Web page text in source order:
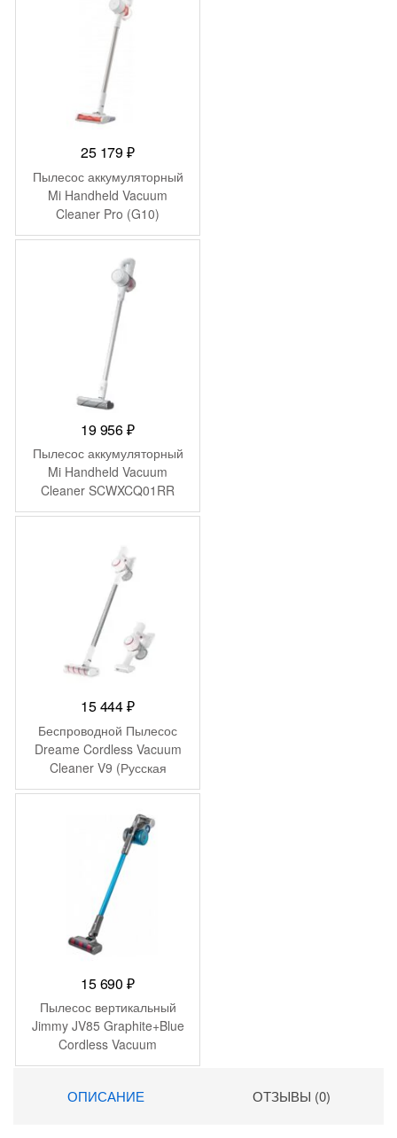
25 179₽
Пылесос аккумуляторный
Mi Handheld Vacuum
Cleaner Pro (G10)
MJSCXCQPT (BHR4307GL)
19 956₽
Пылесос аккумуляторный
Mi Handheld Vacuum
Cleaner SCWXCQ01RR
(SKV4060GL)
15 444₽
Беспроводной Пылесос
Dreame Cordless Vacuum
Cleaner V9 (Русская
версия)
15 690₽
Пылесос вертикальный
Jimmy JV85 Graphite+Blue
Cordless Vacuum
Cleaner+charger
ОПИСАНИЕ ОТЗЫВЫ (0)